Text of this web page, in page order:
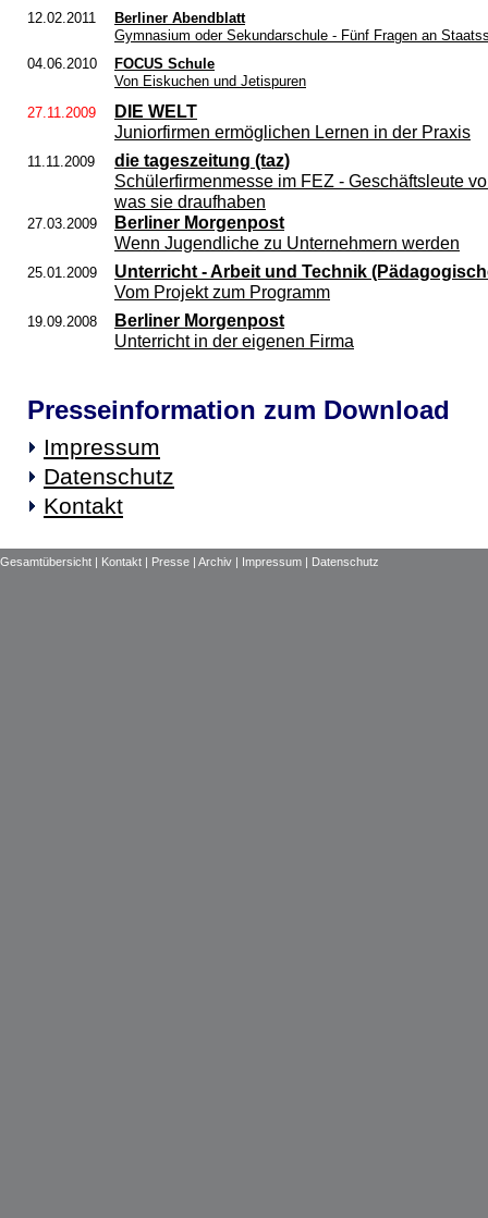
12.02.2011
Berliner Abendblatt
Gymnasium oder Sekundarschule - Fünf Fragen an
04.06.2010
FOCUS Schule
Von Eiskuchen und Jetispuren
27.11.2009
DIE WELT
Juniorfirmen ermöglichen Lernen in der Praxis
11.11.2009
die tageszeitung (taz)
Schülerfirmenmesse im FEZ - Geschäftsleute
was sie draufhaben
27.03.2009
Berliner Morgenpost
Wenn Jugendliche zu Unternehmern werden
25.01.2009
Unterricht - Arbeit und Technik
Vom Projekt zum Programm
19.09.2008
Berliner Morgenpost
Unterricht in der eigenen Firma
Presseinformation zum Download
Impressum
Datenschutz
Kontakt
Gesamtübersicht | Kontakt | Presse | Archiv | Impressum | Datenschutz